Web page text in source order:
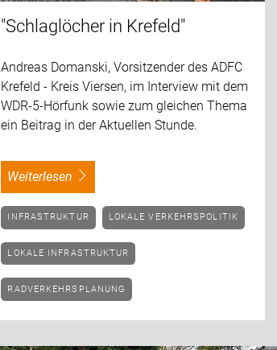
"Schlaglöcher in Krefeld"
Andreas Domanski, Vorsitzender des ADFC
Krefeld - Kreis Viersen, im Interview mit dem
WDR-5-Hörfunk sowie zum gleichen Thema
ein Beitrag in der Aktuellen Stunde.
weiterlesen
INFRASTRUKTUR LOKALE VERKEHRSPOLITIK
LOKALE INFRASTRUKTUR
RADVERKEHRSPLANUNG